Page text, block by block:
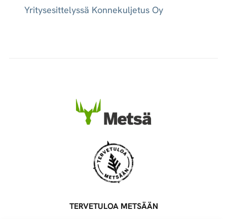
Yritysesittelyssä Konnekuljetus Oy
TERVETULOA METSÄÄN